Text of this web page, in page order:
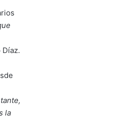
Díaz.
la